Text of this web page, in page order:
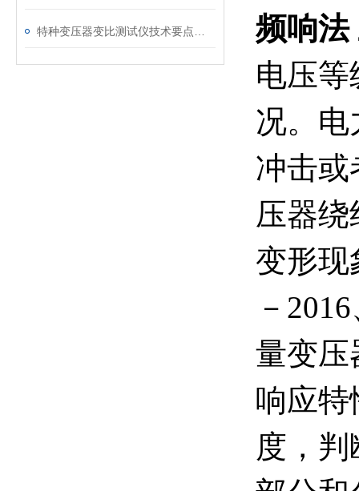
频响法
电压
况。电
冲击或
压器
变形现
－
量变压
响应特
度，